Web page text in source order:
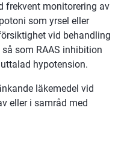
frekvent monitorering av
som yrsel eller
vid behandling
som RAAS inhibition
hypotension.
läkemedel vid
eller i samråd med